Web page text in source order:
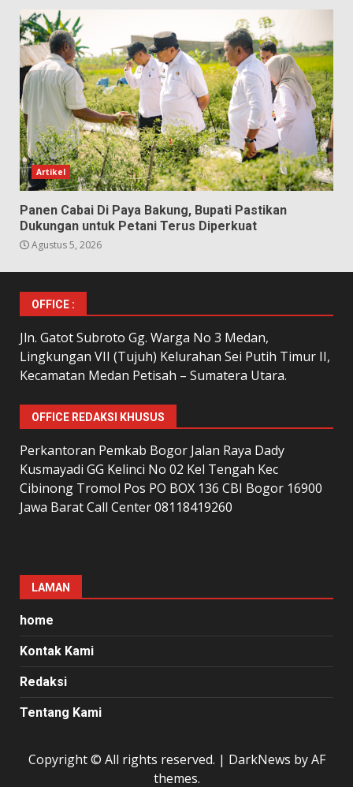
Artikel
Panen Cabai Di Paya Bakung, Bupati Pastikan
Dukungan untuk Petani Terus Diperkuat
Agustus 5, 2026
OFFICE :
Jln. Gatot Subroto Gg. Warga No 3 Medan,
Lingkungan VII (Tujuh) Kelurahan Sei Putih Timur II,
Kecamatan Medan Petisah – Sumatera Utara.
OFFICE REDAKSI KHUSUS
Perkantoran Pemkab Bogor Jalan Raya Dady
Kusmayadi GG Kelinci No 02 Kel Tengah Kec
Cibinong Tromol Pos PO BOX 136 CBI Bogor 16900
Jawa Barat Call Center 08118419260
LAMAN
home
Kontak Kami
Redaksi
Tentang Kami
Copyright © All rights reserved. | DarkNews by AF
themes.